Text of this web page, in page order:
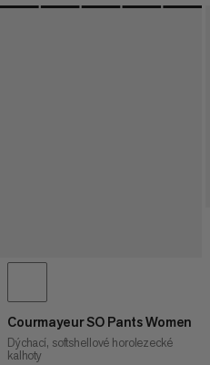
Courmayeur SO Pants Women
Dýchací, softshellové horolezecké
kalhoty